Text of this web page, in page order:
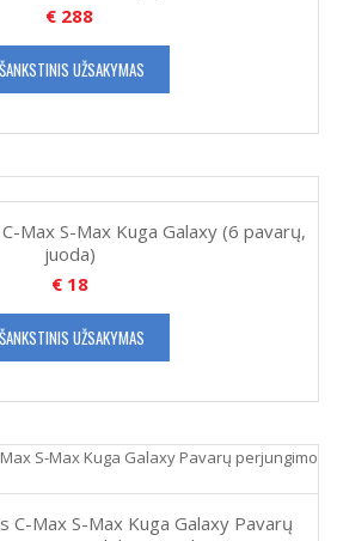
€ 288
UŽSAKYMAS
Max S-Max Kuga Galaxy (6 pavarų,
juoda)
€18
UŽSAKYMAS
C-Max S-Max Kuga Galaxy Pavarų